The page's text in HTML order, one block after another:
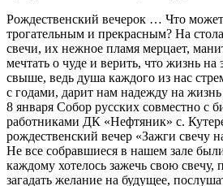
Рождественский вечерок … Что
трогательным и прекрасным? На
свечи, их нежное пламя мерцает,
мечтать о чуде и верить, что жизнь на
свыше, ведь душа каждого из нас
с годами, дарит нам надежду на
8 января Собор русских совместно с
работниками ДК «Нефтяник» с.
рождественский вечер «Зажги свечу
Не все собравшиеся в нашем зале
каждому хотелось зажечь свою свечу,
загадать желание на будущее,